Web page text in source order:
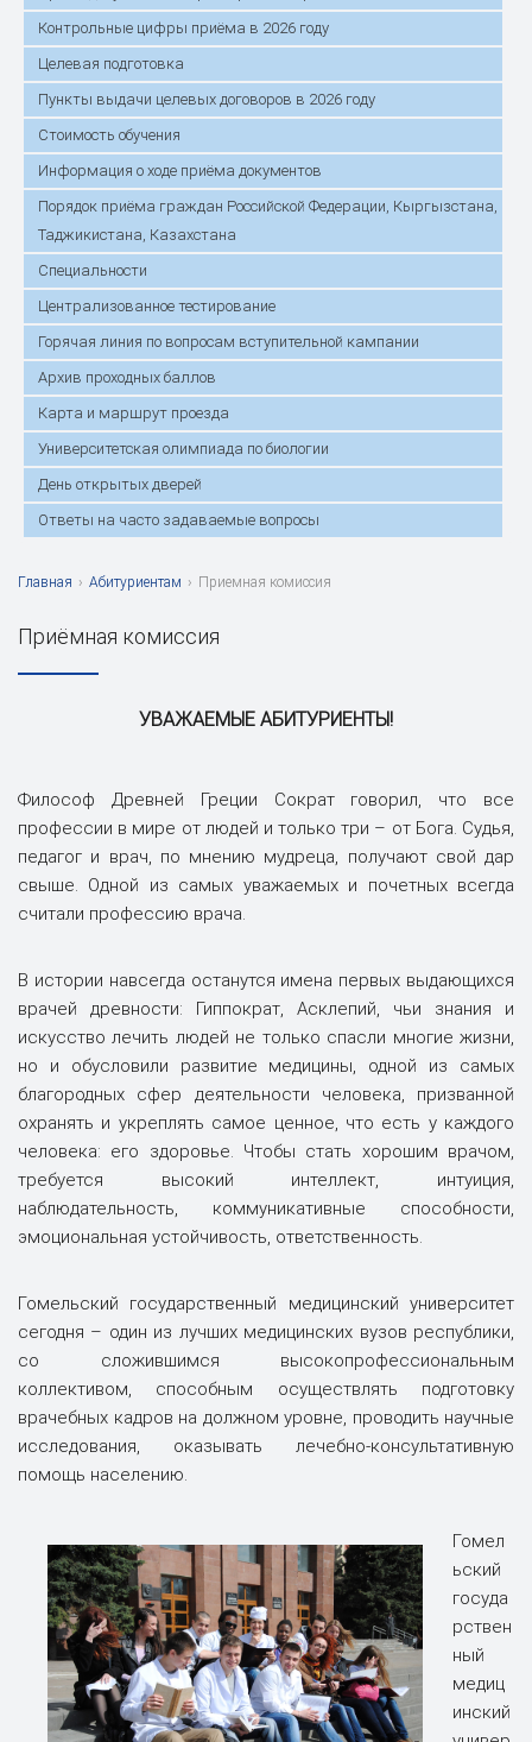
Контрольные цифры приёма в 2026 году
Целевая подготовка
Пункты выдачи целевых договоров в 2026 году
Стоимость обучения
Информация о ходе приёма документов
Порядок приёма граждан Российской Федерации, Кыргызстана,
Таджикистана, Казахстана
Специальности
Централизованное тестирование
Горячая линия по вопросам вступительной кампании
Архив проходных баллов
Карта и маршрут проезда
Университетская олимпиада по биологии
День открытых дверей
Ответы на часто задаваемые вопросы
Главная › Абитуриентам › Приемная комиссия
Приёмная комиссия
УВАЖАЕМЫЕ АБИТУРИЕНТЫ!
Философ Древней Греции Сократ говорил, что все
профессии в мире от людей и только три – от Бога. Судья,
педагог и врач, по мнению мудреца, получают свой дар
свыше. Одной из самых уважаемых и почетных всегда
считали профессию врача.
В истории навсегда останутся имена первых выдающихся
врачей древности: Гиппократ, Асклепий, чьи знания и
искусство лечить людей не только спасли многие жизни,
но и обусловили развитие медицины, одной из самых
благородных сфер деятельности человека, призванной
охранять и укреплять самое ценное, что есть у каждого
человека: его здоровье. Чтобы стать хорошим врачом,
требуется высокий интеллект, интуиция,
наблюдательность, коммуникативные способности,
эмоциональная устойчивость, ответственность.
Гомельский государственный медицинский университет
сегодня – один из лучших медицинских вузов республики,
со сложившимся высокопрофессиональным
коллективом, способным осуществлять подготовку
врачебных кадров на должном уровне, проводить научные
исследования, оказывать лечебно-консультативную
помощь населению.
Гомел
ьский
госуда
рствен
ный
медиц
инский